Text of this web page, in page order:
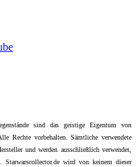
sind das geistige Eigentum von
vorbehalten. Sämtliche verwendete
und werden ausschließlich verwendet,
Starwarscollector.de wird von keinem dieser